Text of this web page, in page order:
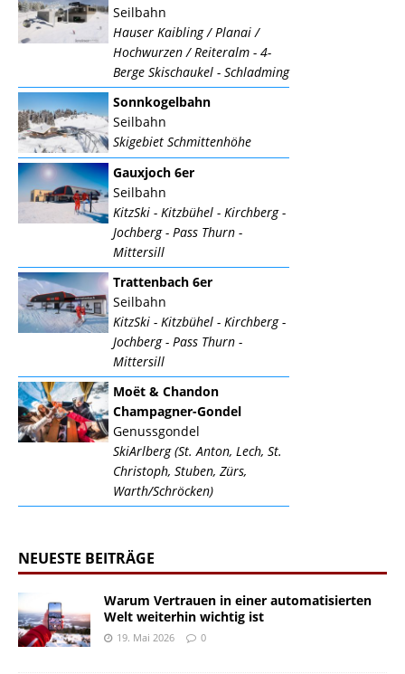
Seilbahn
Hauser Kaibling / Planai /
Hochwurzen / Reiteralm - 4-
Berge Skischaukel - Schladming
Sonnkogelbahn
Seilbahn
Skigebiet Schmittenhöhe
Gauxjoch 6er
Seilbahn
KitzSki - Kitzbühel - Kirchberg -
Jochberg - Pass Thurn -
Mittersill
Trattenbach 6er
Seilbahn
KitzSki - Kitzbühel - Kirchberg -
Jochberg - Pass Thurn -
Mittersill
Moët & Chandon
Champagner-Gondel
Genussgondel
SkiArlberg (St. Anton, Lech, St.
Christoph, Stuben, Zürs,
Warth/Schröcken)
NEUESTE BEITRÄGE
Warum Vertrauen in einer automatisierten
Welt weiterhin wichtig ist
19. Mai 2026 0